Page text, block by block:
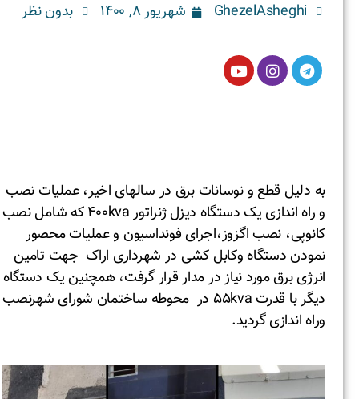
GhezelAsheghi شهریور ۸, ۱۴۰۰ بدون نظر
به دلیل قطع و نوسانات برق در سالهای اخیر، عملیات نصب
و راه اندازی یک دستگاه دیزل ژنراتور ۴۰۰kva که شامل نصب
کانوپی، نصب اگزوز،اجرای فونداسیون و عملیات محصور
نمودن دستگاه وکابل کشی در شهرداری اراک جهت تامین
انرژی برق مورد نیاز در مدار قرار گرفت، همچنین یک دستگاه
دیگر با قدرت ۵۵kva در محوطه ساختمان شورای شهرنصب
وراه اندازی گردید.